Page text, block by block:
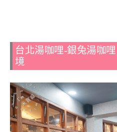
台北湯咖哩-銀兔湯咖
境